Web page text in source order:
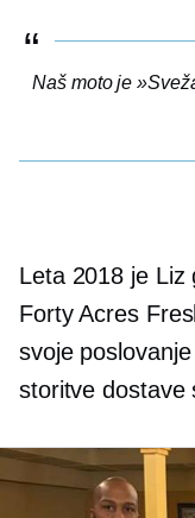
Naš moto je
Leta 2018 je Liz
Forty Acres
svoje
storitve dostave